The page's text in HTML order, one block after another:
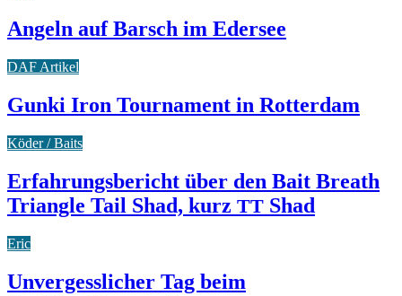
Angeln auf Barsch im Edersee
DAF Artikel
Gunki Iron Tournament in Rotterdam
Köder / Baits
Erfahrungsbericht über den Bait Breath
Triangle Tail Shad, kurz TT Shad
Eric
Unvergesslicher Tag beim